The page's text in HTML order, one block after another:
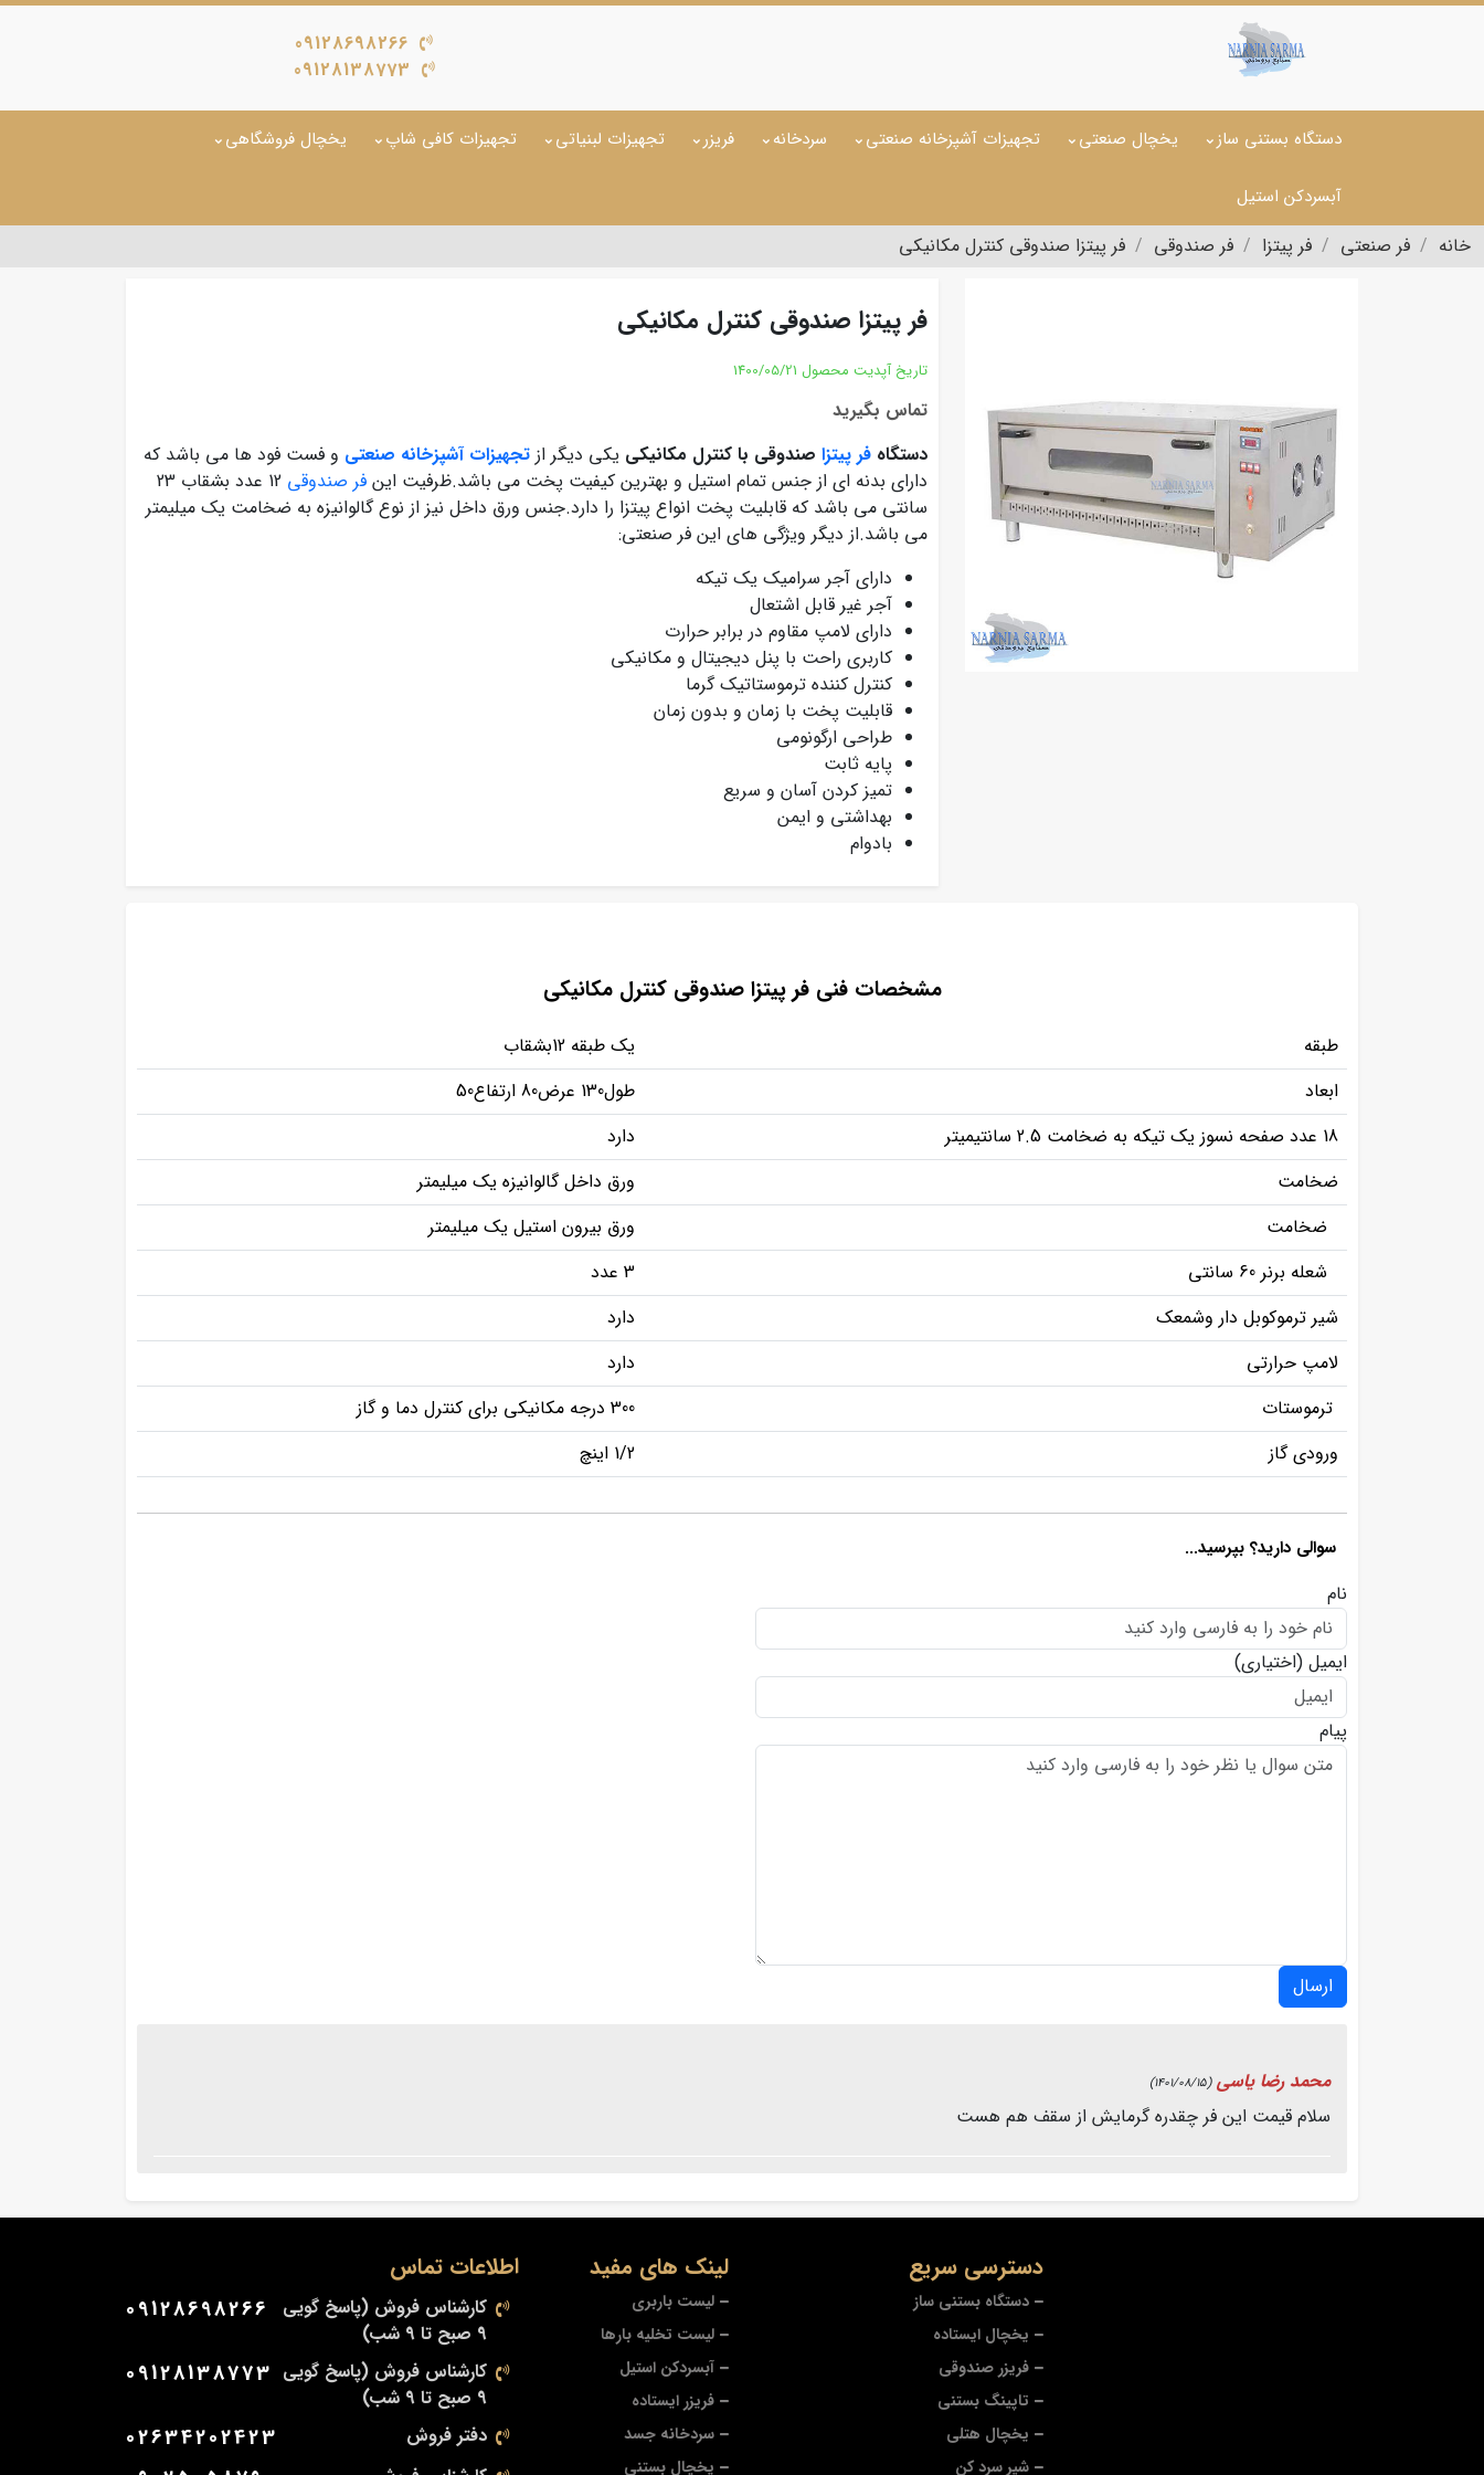
09128698266
09128138773
دستگاه بستنی ساز یخچال صنعتی تجهیزات آشپزخانه صنعتی سردخانه فریزر تجهیزات لبنیاتی تجهیزات کافی شاپ یخچال فروشگاهی
آبسردکن استیل
خانه فر صنعتی فر پیتزا فر صندوقی فر پیتزا صندوقی کنترل مکانیکی
فر پیتزا صندوقی کنترل مکانیکی
تاریخ آپدیت محصول 1400/05/21
تماس بگیرید
دستگاه فر پیتزا صندوقی با کنترل مکانیکی یکی دیگر از تجهیزات آشپزخانه صنعتی و فست فود ها می باشد که
دارای بدنه ای از جنس تمام استیل و بهترین کیفیت پخت می باشد.ظرفیت این فر صندوقی
12 عدد بشقاب 23
سانتی می باشد که قابلیت پخت انواع پیتزا را دارد.جنس ورق داخل نیز از نوع گالوانیزه به ضخامت یک میلیمتر
می باشد.از دیگر ویژگی های این فر صنعتی:
دارای آجر سرامیک یک تیکه
آجر غیر قابل اشتعال
دارای لامپ مقاوم در برابر حرارت
کاربری راحت با پنل دیجیتال و مکانیکی
کنترل کننده ترموستاتیک گرما
قابلیت پخت با زمان و بدون زمان
طراحی ارگونومی
پایه ثابت
تمیز کردن آسان و سریع
بهداشتی و ایمن
بادوام
مشخصات فنی فر پیتزا صندوقی کنترل مکانیکی
طبقه
یک طبقه 12بشقاب
ابعاد
طول130 عرض80 ارتفاع50
18 عدد صفحه نسوز یک تیکه به ضخامت 2.5 سانتیمیتر
دارد
ضخامت
ورق داخل گالوانیزه یک میلیمتر
ضخامت
ورق بیرون استیل یک میلیمتر
شعله برنر 60 سانتی
3 عدد
شیر ترموکوبل دار وشمعک
دارد
لامپ حرارتی
دارد
ترموستات
300 درجه مکانیکی برای کنترل دما و گاز
ورودی گاز
1/2 اینچ
سوالی دارید؟ بپرسید...
نام
ایمیل (اختیاری)
پیام
ارسال
محمد رضا یاسی (1401/08/15)
سلام قیمت این فر چقدره گرمایش از سقف هم هست
دسترسی سریع
دستگاه بستنی ساز
یخچال ایستاده
فریزر صندوقی
تاپینگ بستنی
یخچال هتلی
شیر سرد کن
لینک های مفید
لیست باربری
لیست تخلیه بارها
آبسردکن استیل
فریزر ایستاده
سردخانه جسد
یخچال بستنی
اطلاعات تماس
کارشناس فروش (پاسخ گویی
9 صبح تا 9 شب)
09128698266
کارشناس فروش (پاسخ گویی
9 صبح تا 9 شب)
09128138773
دفتر فروش 02634202423